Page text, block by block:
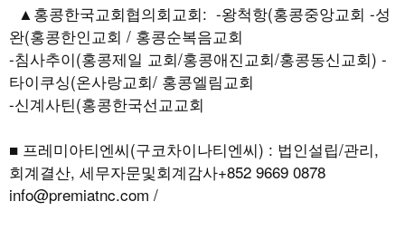
▲홍콩한국교회협의회교회: -왕척항(홍콩중앙교회 -성
완(홍콩한인교회 / 홍콩순복음교회
-침사추이(홍콩제일 교회/홍콩애진교회/홍콩동신교회) -
타이쿠싱(온사랑교회/ 홍콩엘림교회
-신계사틴(홍콩한국선교교회
■ 프레미아티엔씨(구코차이나티엔씨) : 법인설립/관리,
회계결산, 세무자문및회계감사+852 9669 0878
info@premiatnc.com /